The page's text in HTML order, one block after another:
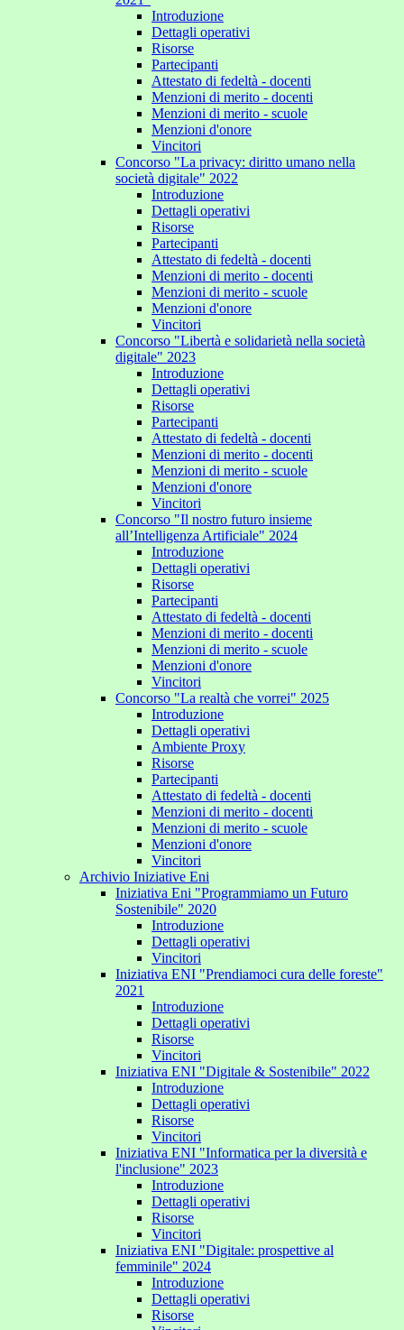
Introduzione
Dettagli operativi
Risorse
Partecipanti
Attestato di fedeltà - docenti
Menzioni di merito - docenti
Menzioni di merito - scuole
Menzioni d'onore
Vincitori
Concorso "La privacy: diritto umano nella
società digitale" 2022
Introduzione
Dettagli operativi
Risorse
Partecipanti
Attestato di fedeltà - docenti
Menzioni di merito - docenti
Menzioni di merito - scuole
Menzioni d'onore
Vincitori
Concorso "Libertà e solidarietà nella società
digitale" 2023
Introduzione
Dettagli operativi
Risorse
Partecipanti
Attestato di fedeltà - docenti
Menzioni di merito - docenti
Menzioni di merito - scuole
Menzioni d'onore
Vincitori
Concorso "Il nostro futuro insieme
all’Intelligenza Artificiale" 2024
Introduzione
Dettagli operativi
Risorse
Partecipanti
Attestato di fedeltà - docenti
Menzioni di merito - docenti
Menzioni di merito - scuole
Menzioni d'onore
Vincitori
Concorso "La realtà che vorrei" 2025
Introduzione
Dettagli operativi
Ambiente Proxy
Risorse
Partecipanti
Attestato di fedeltà - docenti
Menzioni di merito - docenti
Menzioni di merito - scuole
Menzioni d'onore
Vincitori
Archivio Iniziative Eni
Iniziativa Eni "Programmiamo un Futuro
Sostenibile" 2020
Introduzione
Dettagli operativi
Vincitori
Iniziativa ENI "Prendiamoci cura delle foreste"
2021
Introduzione
Dettagli operativi
Risorse
Vincitori
Iniziativa ENI "Digitale & Sostenibile" 2022
Introduzione
Dettagli operativi
Risorse
Vincitori
Iniziativa ENI "Informatica per la diversità e
l'inclusione" 2023
Introduzione
Dettagli operativi
Risorse
Vincitori
Iniziativa ENI "Digitale: prospettive al
femminile" 2024
Introduzione
Dettagli operativi
Risorse